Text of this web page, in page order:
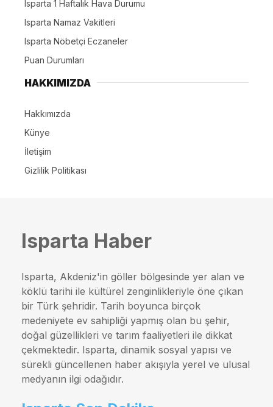
Isparta 1 Haftalık Hava Durumu
Isparta Namaz Vakitleri
Isparta Nöbetçi Eczaneler
Puan Durumları
HAKKIMIZDA
Hakkımızda
Künye
İletişim
Gizlilik Politikası
Isparta Haber
Isparta, Akdeniz'in göller bölgesinde yer alan ve
köklü tarihi ile kültürel zenginlikleriyle öne çıkan
bir Türk şehridir. Tarih boyunca birçok
medeniyete ev sahipliği yapmış olan bu şehir,
doğal güzellikleri ve tarım faaliyetleri ile dikkat
çekmektedir. Isparta, dinamik sosyal yapısı ve
sürekli güncellenen haber akışıyla yerel ve ulusal
medyanın ilgi odağıdır.